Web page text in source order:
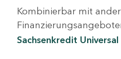
Kombinierbar mit
Sachsenkredit Universal